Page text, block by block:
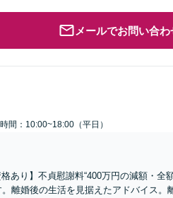
メールでお問い合わ
間：10:00~18:00（平日）
り】不貞慰謝料“400万円の減額・全
離婚後の生活を見据えたアドバイス。